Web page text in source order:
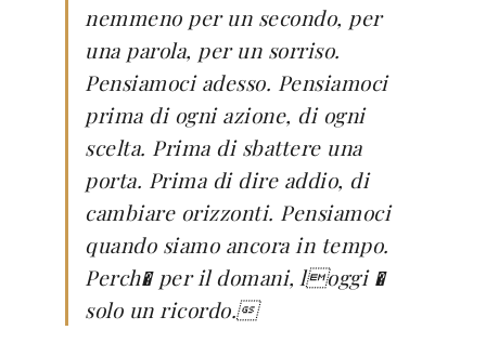
nemmeno per un secondo, per
una parola, per un sorriso.
Pensiamoci adesso. Pensiamoci
prima di ogni azione, di ogni
scelta. Prima di sbattere una
porta. Prima di dire addio, di
cambiare orizzonti. Pensiamoci
quando siamo ancora in tempo.
Perch� per il domani, loggi �
solo un ricordo.